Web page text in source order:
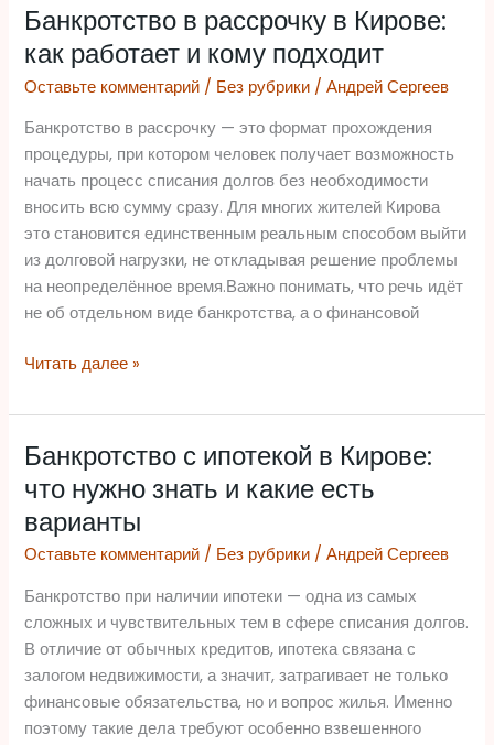
Банкротство в рассрочку в Кирове:
как работает и кому подходит
Оставьте комментарий / Без рубрики /Андрей Сергеев
Банкротство в рассрочку — это формат прохождения
процедуры, при котором человек получает возможность
начать процесс списания долгов без необходимости
вносить всю сумму сразу. Для многих жителей Кирова
это становится единственным реальным способом выйти
из долговой нагрузки, не откладывая решение проблемы
на неопределённое время.Важно понимать, что речь идёт
не об отдельном виде банкротства, а о финансовой
Банкротство
рассрочку
в
Кирове:
как
работает
и
кому
подходит
Читать далее »
Банкротство с ипотекой в Кирове:
что нужно знать и какие есть
варианты
Оставьте комментарий / Без рубрики /Андрей Сергеев
Банкротство при наличии ипотеки — одна из самых
сложных и чувствительных тем в сфере списания долгов.
В отличие от обычных кредитов, ипотека связана с
залогом недвижимости, а значит, затрагивает не только
финансовые обязательства, но и вопрос жилья. Именно
поэтому такие дела требуют особенно взвешенного
Банкротство
ипотекой
в
Кирове:
нужно
есть